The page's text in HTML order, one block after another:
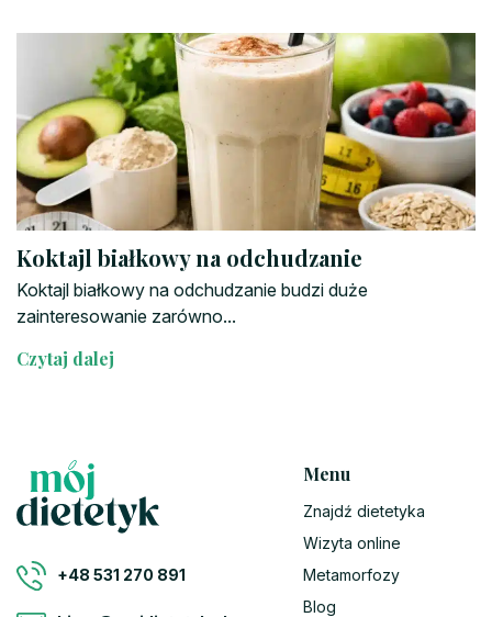
Koktajl białkowy na odchudzanie
Koktajl białkowy na odchudzanie budzi duże
zainteresowanie zarówno...
Czytaj dalej
+48 531 270 891
Menu
Znajdź dietetyka
Wizyta online
Metamorfozy
Blog